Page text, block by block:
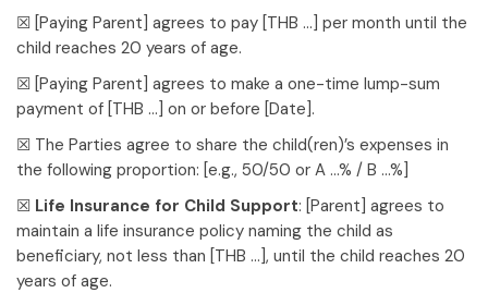
☒ [Paying Parent] agrees to pay [THB …] per month until the
child reaches 20 years of age.
☒ [Paying Parent] agrees to make a one-time lump-sum
payment of [THB …] on or before [Date] .
☒ The Parties agree to share the child(ren)’s expenses in
the following proportion: [e.g., 50/50 or A …% / B …%]
☒ Life Insurance for Child Support: [Parent] agrees to
maintain a life insurance policy naming the child as
beneficiary, not less than [THB …], until the child reaches 20
years of age.